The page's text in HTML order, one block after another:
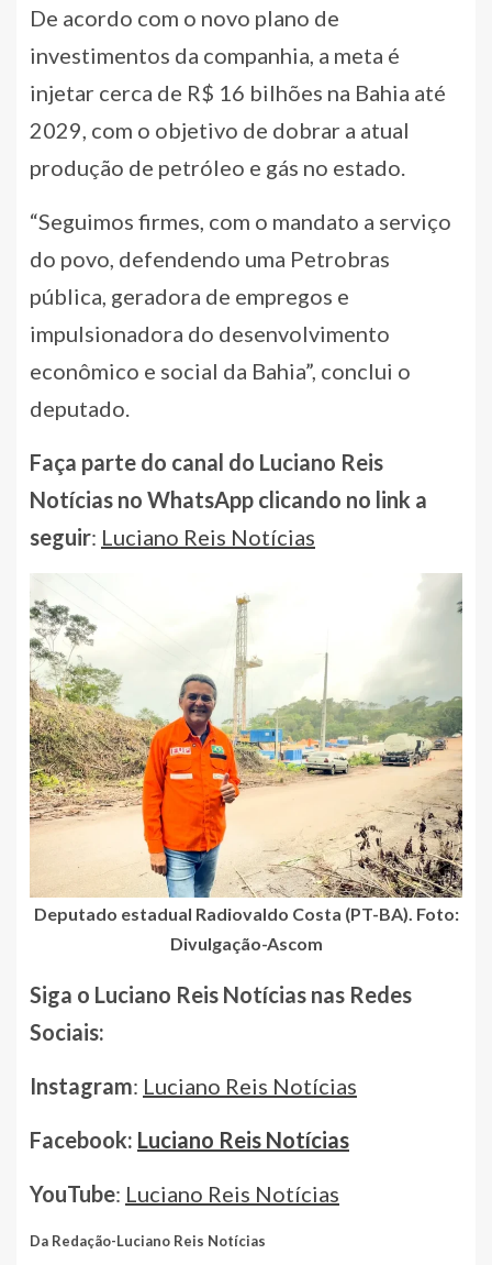
De acordo com o novo plano de
investimentos da companhia, a meta é
injetar cerca de R$ 16 bilhões na Bahia até
2029, com o objetivo de dobrar a atual
produção de petróleo e gás no estado.
“Seguimos firmes, com o mandato a serviço
do povo, defendendo uma Petrobras
pública, geradora de empregos e
impulsionadora do desenvolvimento
econômico e social da Bahia”, conclui o
deputado.
Faça parte do canal do Luciano Reis
Notícias no WhatsApp clicando no link a
seguir: Luciano Reis Notícias
Deputado estadual Radiovaldo Costa (PT-BA). Foto:
Divulgação-Ascom
Siga o Luciano Reis Notícias nas Redes
Sociais:
Instagram: Luciano Reis Notícias
Facebook: Luciano Reis Notícias
YouTube: Luciano Reis Notícias
Da Redação-Luciano Reis Notícias